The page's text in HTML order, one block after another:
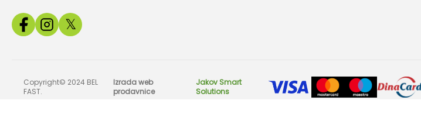
𝕏
Copyright© 2024 BEL
FAST.
Izrada web
prodavnice
Jakov Smart
Solutions